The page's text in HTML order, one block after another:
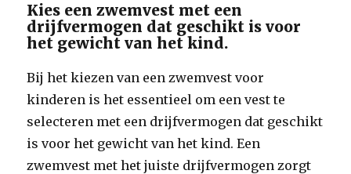
Kies een zwemvest met een
drijfvermogen dat geschikt is voor
het gewicht van het kind.
Bij het kiezen van een zwemvest voor
kinderen is het essentieel om een vest te
selecteren met een drijfvermogen dat geschikt
is voor het gewicht van het kind. Een
zwemvest met het juiste drijfvermogen zorgt